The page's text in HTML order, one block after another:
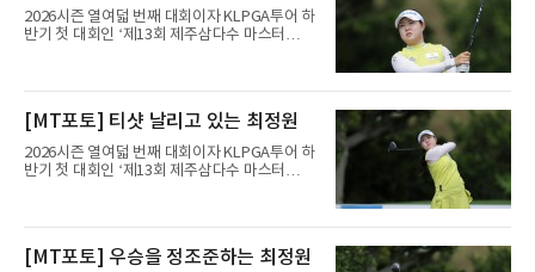
2026시즌 열여덟 번째 대회이자 KLPGA투어 하
반기 첫 대회인 ‘제13회 제주삼다수 마스터
트(파72/6,767야드)에서 열리고 있다.6일 현재
1라운드 경기가 펼쳐지고 있다.최정원이 16번
홀에서 경기하고 있다.
[MT포토] 티샷 날리고 있는 최정원
2026시즌 열여덟 번째 대회이자 KLPGA투어 하
반기 첫 대회인 ‘제13회 제주삼다수 마스터
트(파72/6,767야드)에서 열리고 있다.6일 현재
1라운드 경기가 펼쳐지고 있다.최정원이 16번
홀에서 경기하고 있다.
[MT포토] 우승을 정조준하는 최정원